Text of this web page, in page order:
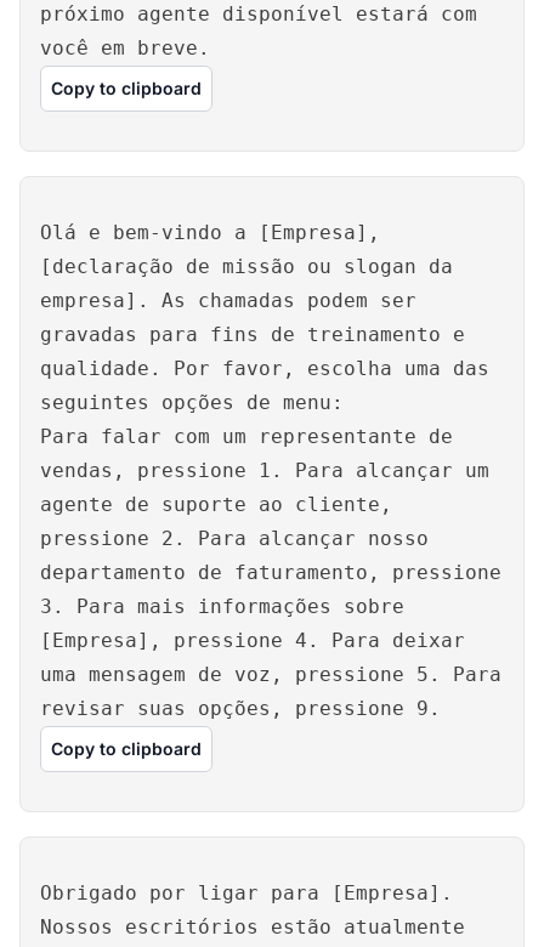
próximo agente disponível estará com
você em breve.
Copy to clipboard
Olá e bem-vindo a [Empresa],
[declaração de missão ou slogan da
empresa]. As chamadas podem ser
gravadas para fins de treinamento e
qualidade. Por favor, escolha uma das
seguintes opções de menu:
Para falar com um representante de
vendas, pressione 1. Para alcançar um
agente de suporte ao cliente,
pressione 2. Para alcançar nosso
departamento de faturamento, pressione
3. Para mais informações sobre
[Empresa], pressione 4. Para deixar
uma mensagem de voz, pressione 5. Para
revisar suas opções, pressione 9.
Copy to clipboard
Obrigado por ligar para [Empresa].
Nossos escritórios estão atualmente